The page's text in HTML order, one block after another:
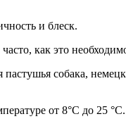
и блеск.
как это
собака,
от 8°С до 25 °С.